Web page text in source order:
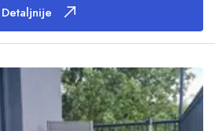
Detaljnije